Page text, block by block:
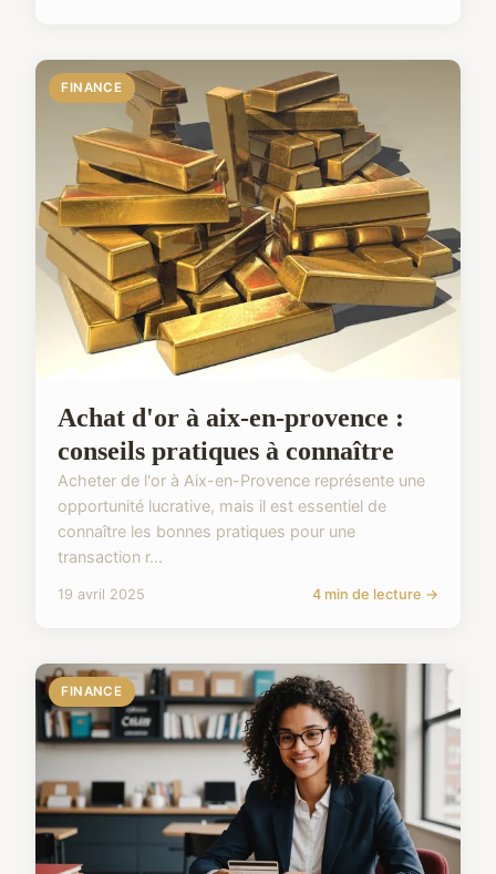
FINANCE
Achat d'or à aix-en-provence :
conseils pratiques à connaître
Acheter de l'or à Aix-en-Provence représente une
opportunité lucrative, mais il est essentiel de
connaître les bonnes pratiques pour une
transaction r...
19 avril 2025 4 min de lecture →
FINANCE